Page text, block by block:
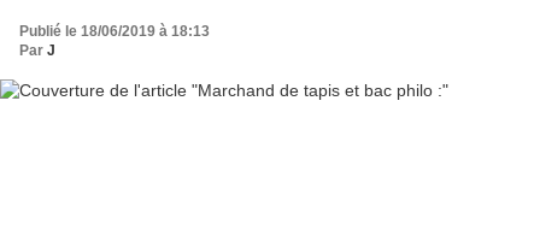
Publié le 18/06/2019 à 18:13
Par J